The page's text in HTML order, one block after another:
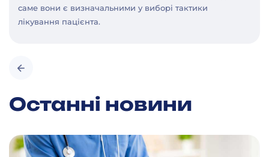
саме вони є визначальними у виборі тактики
лікування пацієнта.
Останні новини